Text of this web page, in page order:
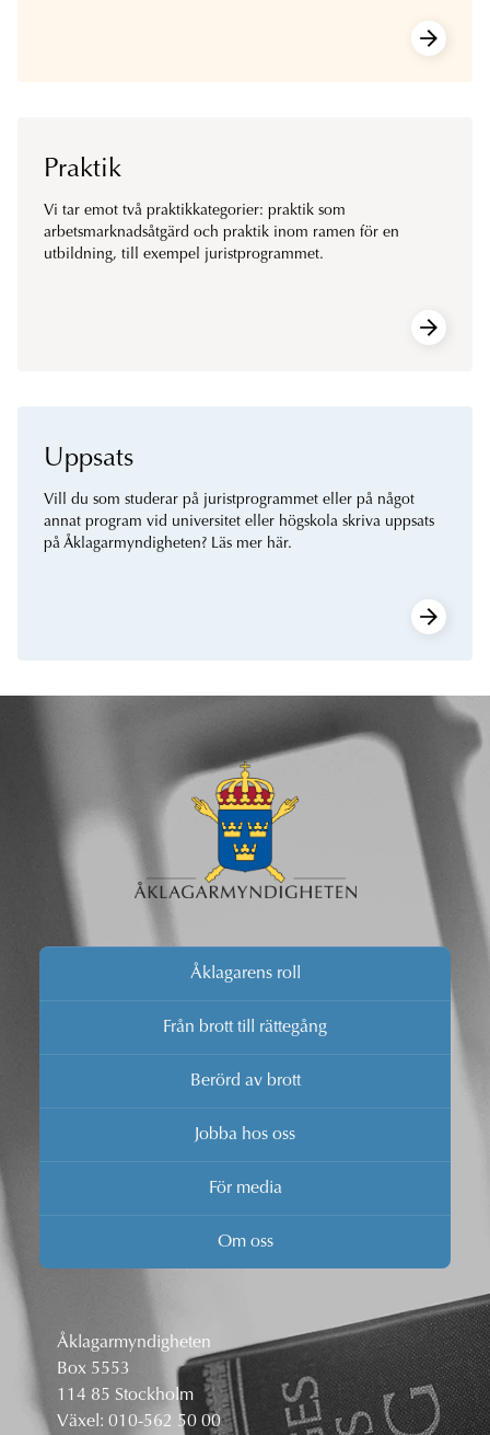
Praktik
Vi tar emot två praktikkategorier: praktik som
arbetsmarknadsåtgärd och praktik inom ramen för en
utbildning, till exempel juristprogrammet.
Uppsats
Vill du som studerar på juristprogrammet eller på något
annat program vid universitet eller högskola skriva uppsats
på Åklagarmyndigheten? Läs mer här.
Åklagarens roll
Från brott till rättegång
Berörd av brott
Jobba hos oss
För media
Om oss
Åklagarmyndigheten
Box 5553
114 85 Stockholm
Växel: 010-562 50 00